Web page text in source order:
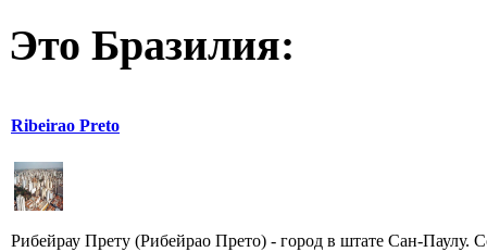
Это Бразилия:
Ribeirao Preto
Рибейрау Прету (Рибейрао Прето) - город в штате Сан-Паулу.